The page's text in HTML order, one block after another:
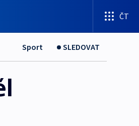
ČT
Sport SLEDOVAT